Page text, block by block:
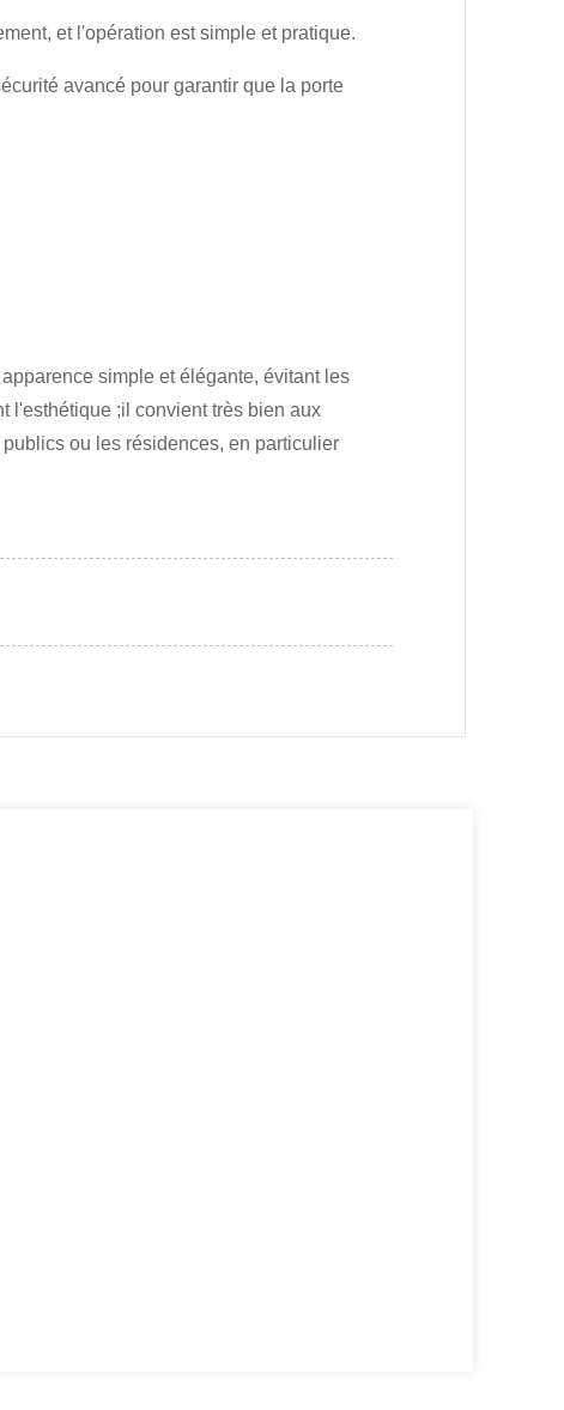
et l'opération est simple et pratique.
avancé pour garantir que la porte
simple et élégante, évitant les
l'esthétique ;il convient très bien aux
ou les résidences, en particulier